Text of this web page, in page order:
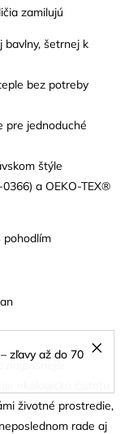
zľavy až do 70
zamilujú
bavlny, šetrnej k
bez potreby
pre jednoduché
štýle
a OEKO-TEX®
pohodlím
ekologickú čistotu
životné prostredie,
rade aj